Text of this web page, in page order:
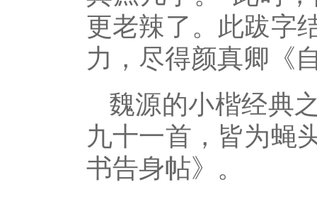
更老辣了。此跋字
力，尽得颜真卿《
魏源的小楷经典
九十一首，皆为蝇
书告身帖》。